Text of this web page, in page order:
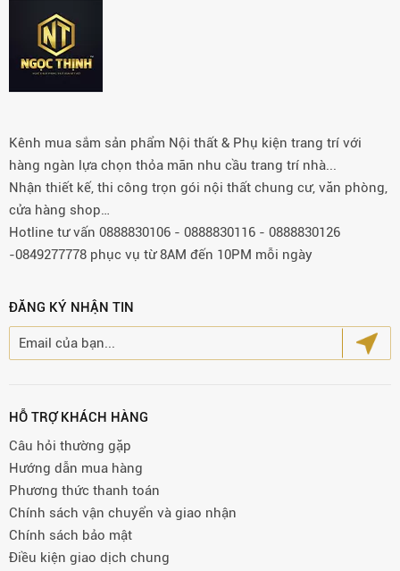
Kênh mua sắm sản phẩm Nội thất & Phụ kiện trang trí với
hàng ngàn lựa chọn thỏa mãn nhu cầu trang trí nhà...
Nhận thiết kế, thi công trọn gói nội thất chung cư, văn phòng,
cửa hàng shop…
Hotline tư vấn 0888830106 - 0888830116 - 0888830126
-0849277778 phục vụ từ 8AM đến 10PM mỗi ngày
ĐĂNG KÝ NHẬN TIN
HỖ TRỢ KHÁCH HÀNG
Câu hỏi thường gặp
Hướng dẫn mua hàng
Phương thức thanh toán
Chính sách vận chuyển và giao nhận
Chính sách bảo mật
Điều kiện giao dịch chung